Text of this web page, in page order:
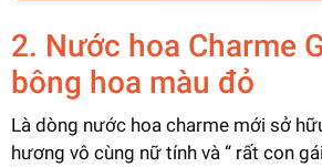
2. Nước hoa Charme
bông hoa màu đỏ
Là dòng nước hoa charme mới sở
hương vô cùng nữ tính và “ rất con